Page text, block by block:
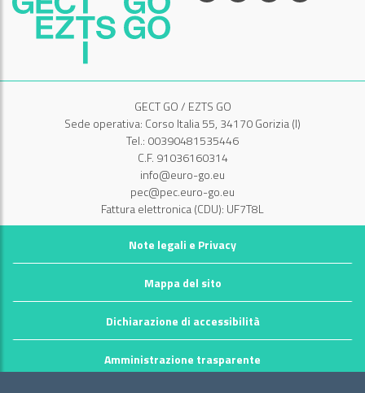
GECT GO / EZTS GO
Sede operativa: Corso Italia 55, 34170 Gorizia (I)
Tel.: 00390481535446
C.F. 91036160314
info@euro-go.eu
pec@pec.euro-go.eu
Fattura elettronica (CDU): UF7T8L
Note legali e Privacy
Mappa del sito
Dichiarazione di accessibilità
Amministrazione trasparente